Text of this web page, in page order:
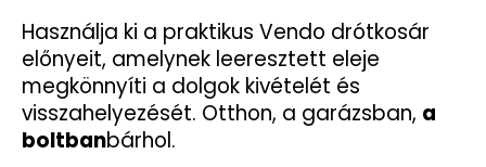
ből
0,0
csillag.
Használja ki a praktikus Vendo drótkosár
előnyeit, amelynek leeresztett eleje
megkönnyíti a dolgok kivételét és
visszahelyezését. Otthon, a garázsban, a
boltbanbárhol.
1
X
TIGILA
FELFÜGGESZTÉS
A
HAREO
PANELHEZ